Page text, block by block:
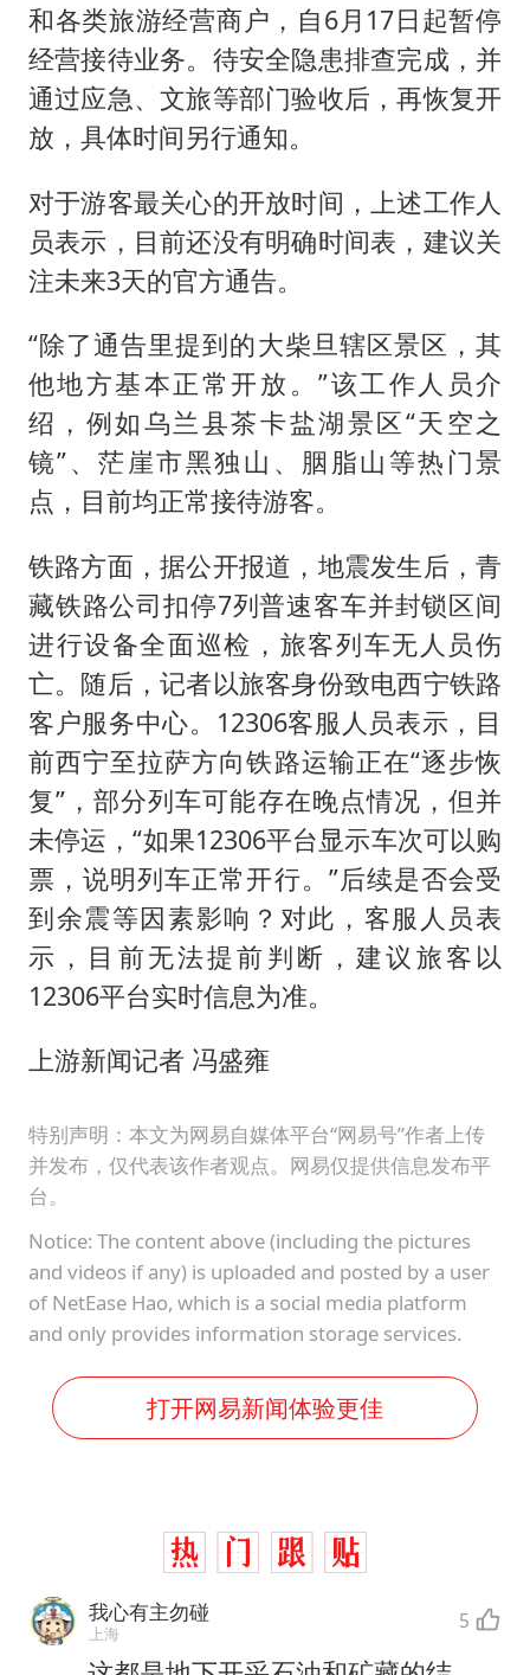
和各类旅游经营商户，自6月17日起暂停
经营接待业务。待安全隐患排查完成，并
通过应急、文旅等部门验收后，再恢复开
放，具体时间另行通知。
对于游客最关心的开放时间，上述工作人
员表示，目前还没有明确时间表，建议关
注未来3天的官方通告。
“除了通告里提到的大柴旦辖区景区，其
他地方基本正常开放。”该工作人员介
绍，例如乌兰县茶卡盐湖景区“天空之
镜”、茫崖市黑独山、胭脂山等热门景
点，目前均正常接待游客。
铁路方面，据公开报道，地震发生后，青
藏铁路公司扣停7列普速客车并封锁区间
进行设备全面巡检，旅客列车无人员伤
亡。随后，记者以旅客身份致电西宁铁路
客户服务中心。12306客服人员表示，目
前西宁至拉萨方向铁路运输正在“逐步恢
复”，部分列车可能存在晚点情况，但并
未停运，“如果12306平台显示车次可以购
票，说明列车正常开行。”后续是否会受
到余震等因素影响？对此，客服人员表
示，目前无法提前判断，建议旅客以
12306平台实时信息为准。
上游新闻记者 冯盛雍
特别声明：本文为网易自媒体平台“网易号”作者上传
并发布，仅代表该作者观点。网易仅提供信息发布平
台。
Notice: The content above (including the pictures
and videos if any) is uploaded and posted by a user
of NetEase Hao, which is a social media platform
and only provides information storage services.
打开网易新闻体验更佳
我心有主勿碰
上海 5